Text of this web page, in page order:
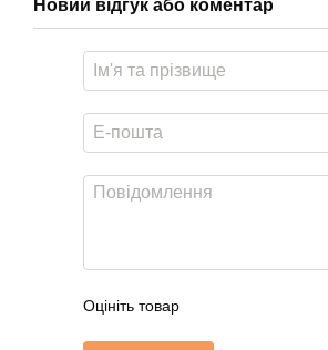
Новий відгук або коментар
Оцініть товар